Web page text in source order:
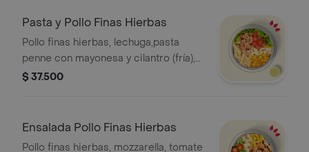
Pasta y Pollo Finas Hierbas
Pollo finas hierbas, lechuga,pasta
penne con mayonesa y cilantro (fría),
tomate cherry, mozzarella, maíz, huevo
$ 37.500
Ensalada Pollo Finas Hierbas
Pollo finas hierbas, mozzarella, tomate